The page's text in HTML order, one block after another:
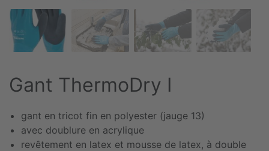
Gant ThermoDry I
gant en tricot fin en polyester (jauge 13)
avec doublure en acrylique
revêtement en latex et mousse de latex, à double